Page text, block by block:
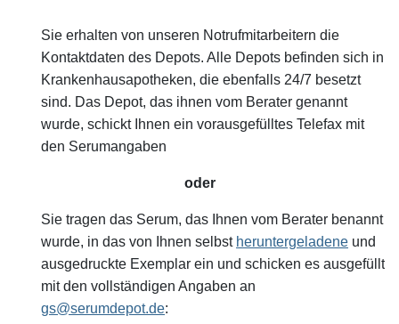
Sie erhalten von unseren Notrufmitarbeitern die
Kontaktdaten des Depots. Alle Depots befinden sich in
Krankenhausapotheken, die ebenfalls 24/7 besetzt
sind. Das Depot, das ihnen vom Berater genannt
wurde, schickt Ihnen ein vorausgefülltes Telefax mit
den Serumangaben
oder
Sie tragen das Serum, das Ihnen vom Berater benannt
wurde, in das von Ihnen selbst heruntergeladene und
ausgedruckte Exemplar ein und schicken es ausgefüllt
mit den vollständigen Angaben an
gs@serumdepot.de: